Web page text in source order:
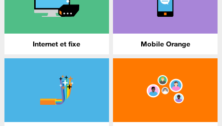
Internet et fixe Mobile Orange